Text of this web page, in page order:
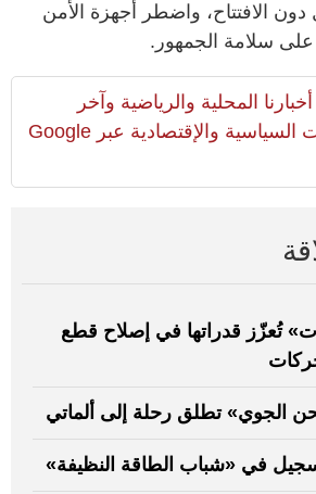
دون الافتتاح، واضطر أجهزة الأمن
على سلامة الجمهور.
المحلية والرياضية وآخر
المستجدات السياسية والإقتصادية عبر Google
تُعزّز قدراتها في إصلاح قطع
الجوي» تطلق رحلة إلى ألماتي
في «شباب الطاقة النظيفة»